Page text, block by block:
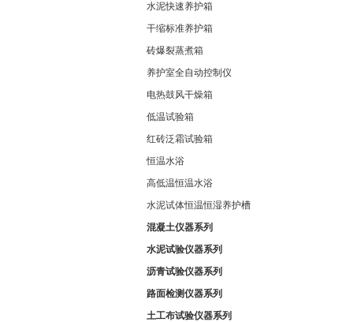
水泥快速养护箱
干缩标准养护箱
砖爆裂蒸煮箱
养护室全自动控制仪
电热鼓风干燥箱
低温试验箱
红砖泛霜试验箱
恒温水浴
高低温恒温水浴
水泥试体恒温恒湿养护槽
混凝土仪器系列
水泥试验仪器系列
沥青试验仪器系列
路面检测仪器系列
土工布试验仪器系列